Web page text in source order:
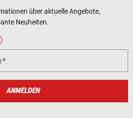
über aktuelle Angebote,
Neuheiten.
ANMELDEN